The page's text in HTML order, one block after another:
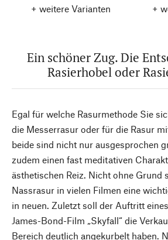
+ weitere Varianten
+
Ein schöner Zug. Die
Rasierhobel oder
Egal für welche Rasurmethode Sie
die Messerrasur oder für die Rasur
beide sind nicht nur ausgesprochen
zudem einen fast meditativen
ästhetischen Reiz. Nicht ohne Grund
Nassrasur in vielen Filmen eine
in neuen. Zuletzt soll der Auftritt
James-Bond-Film „Skyfall“ die
Bereich deutlich angekurbelt haben.